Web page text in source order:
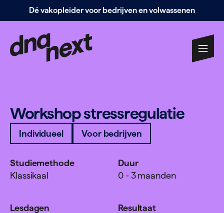
Navigatie
Dé vakopleider voor bedrijven en volwassenen
Workshop stress­re­gulatie
Individueel Voor bedrijven
Studiemethode
Klassikaal
Duur
0 - 3 maanden
Lesdagen
Resultaat